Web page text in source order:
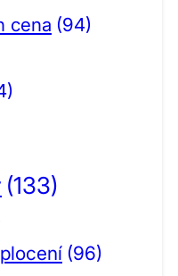
cena (94)
(133)
(96)